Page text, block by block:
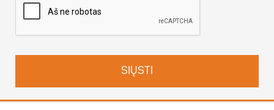
Politikoje
lt@werfen.com .